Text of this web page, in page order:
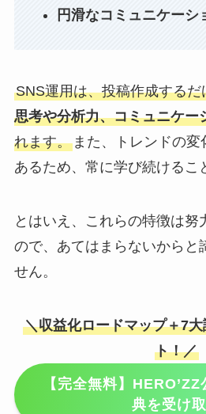
円滑なコミュニケーシ
SNS運用は、投稿作成するだ
思考や分析力、コミュニケー
れます。また、トレンドの変
あるため、常に学び続けるこ
とはいえ、これらの特徴は努
ので、あてはまらないからと
せん。
＼収益化ロードマップ＋7
ト！／
【完全無料】
典を受け